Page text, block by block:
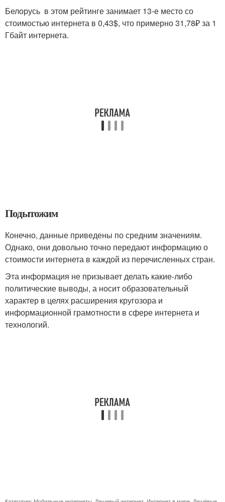
Белорусь в этом рейтинге занимает 13-е место со
стоимостью интернета в 0,43$, что примерно 31,78₽ за 1
Гбайт интернета.
Подытожим
Конечно, данные приведены по средним значениям.
Однако, они довольно точно передают информацию о
стоимости интернета в каждой из перечисленных стран.
Эта информация не призывает делать какие-либо
политические выводы, а носит образовательный
характер в целях расширения кругозора и
информационной грамотности в сфере интернета и
технологий.